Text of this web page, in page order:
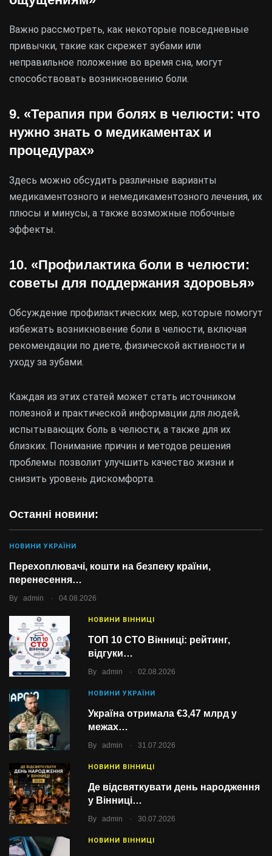
Останні новини:
НОВИНИ УКРАЇНИ
Перехоплювачі, кошти на безпеку країни,
перенесення…
By admin . 04.08.2026
НОВИНИ ВІННИЦІ
ТОП 10 СТО Вінниці: рейтинг,
відгуки…
By admin . 02.08.2026
НОВИНИ УКРАЇНИ
Україна отримала €3,47 млрд у
межах…
By admin . 31.07.2026
НОВИНИ ВІННИЦІ
Де відсвяткувати день народження
у Вінниці…
By admin . 30.07.2026
НОВИНИ ВІННИЦІ
Важно рассмотреть, как некоторые повседневные
привычки, такие как скрежет зубами или
неправильное положение во время сна, могут
способствовать возникновению боли.
9. «Терапия при болях в челюсти: что
нужно знать о медикаментах и
процедурах»
Здесь можно обсудить различные варианты
медикаментозного и немедикаментозного лечения, их
плюсы и минусы, а также возможные побочные
эффекты.
10. «Профилактика боли в челюсти:
советы для поддержания здоровья»
Обсуждение профилактических мер, которые помогут
избежать возникновение боли в челюсти, включая
рекомендации по диете, физической активности и
уходу за зубами.
Каждая из этих статей может стать источником
полезной и практической информации для людей,
испытывающих боль в челюсти, а также для их
близких. Понимание причин и методов решения
проблемы позволит улучшить качество жизни и
снизить уровень дискомфорта.